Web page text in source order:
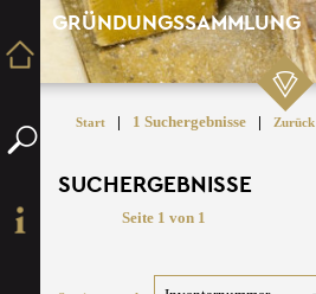
GRÜNDUNGSSAMMLUNG
Start | 1 Suchergebnisse | Zurück
SUCHERGEBNISSE
Seite 1 von 1